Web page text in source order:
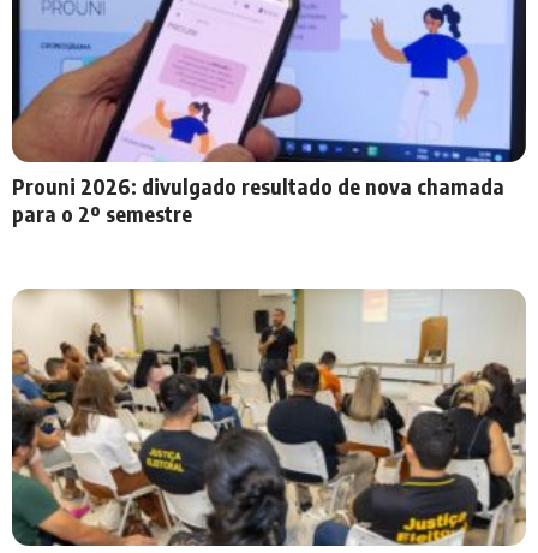
Prouni 2026: divulgado resultado de nova chamada
para o 2º semestre